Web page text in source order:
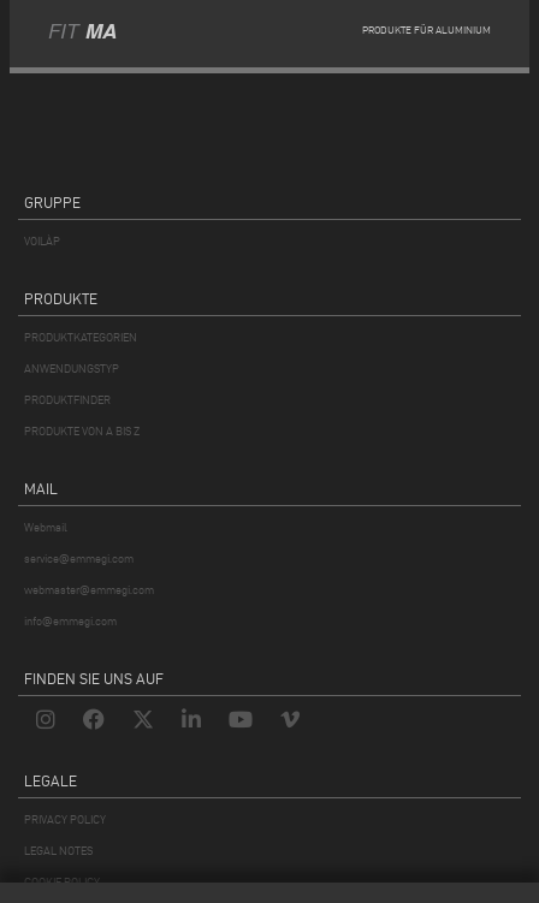
FIT MA PRODUKTE FÜR ALUMINIUM
GRUPPE
VOILÀP
PRODUKTE
PRODUKTKATEGORIEN
ANWENDUNGSTYP
PRODUKTFINDER
PRODUKTE VON A BIS Z
MAIL
Webmail
service@emmegi.com
webmaster@emmegi.com
info@emmegi.com
FINDEN SIE UNS AUF
LEGALE
PRIVACY POLICY
LEGAL NOTES
COOKIE POLICY